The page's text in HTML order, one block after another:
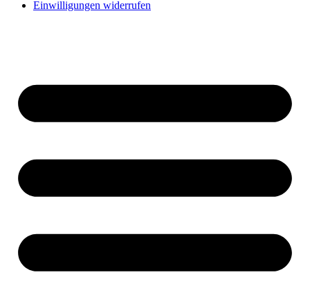
Einwilligungen widerrufen